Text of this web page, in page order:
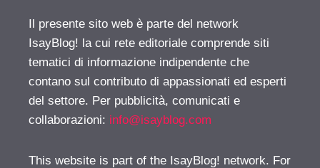
Il presente sito web è parte del network
IsayBlog! la cui rete editoriale comprende siti
tematici di informazione indipendente che
contano sul contributo di appassionati ed esperti
del settore. Per pubblicità, comunicati e
collaborazioni: info@isayblog.com
This website is part of the IsayBlog! network. For